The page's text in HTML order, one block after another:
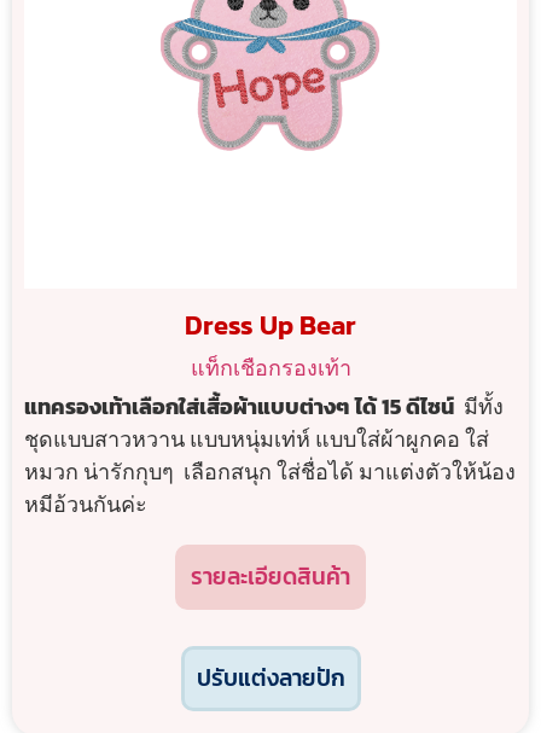
Dress Up Bear
แท็กเชือกรองเท้า
แทครองเท้าเลือกใส่เสื้อผ้าแบบต่างๆ ได้ 15 ดีไซน์ มีทั้ง
ชุดแบบสาวหวาน แบบหนุ่มเท่ห์ แบบใส่ผ้าผูกคอ ใส่
หมวก น่ารักกุบๆ เลือกสนุก ใส่ชื่อได้ มาแต่งตัวให้น้อง
หมีอ้วนกันค่ะ
รายละเอียดสินค้า
ปรับแต่งลายปัก